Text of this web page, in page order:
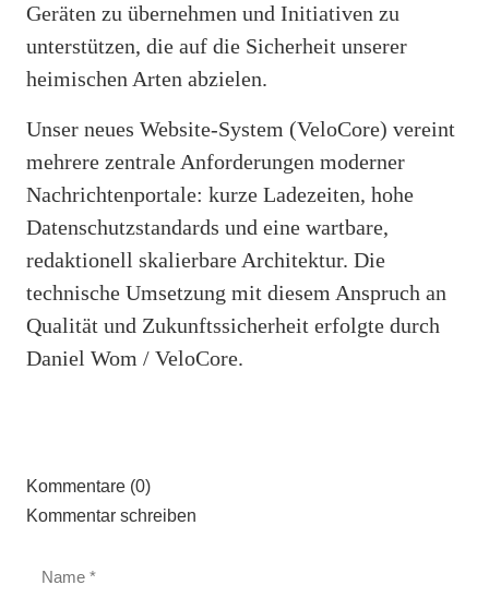
Geräten zu übernehmen und Initiativen zu
unterstützen, die auf die Sicherheit unserer
heimischen Arten abzielen.
Unser neues Website-System (VeloCore) vereint
mehrere zentrale Anforderungen moderner
Nachrichtenportale: kurze Ladezeiten, hohe
Datenschutzstandards und eine wartbare,
redaktionell skalierbare Architektur. Die
technische Umsetzung mit diesem Anspruch an
Qualität und Zukunftssicherheit erfolgte durch
Daniel Wom / VeloCore.
Kommentare (0)
Kommentar schreiben